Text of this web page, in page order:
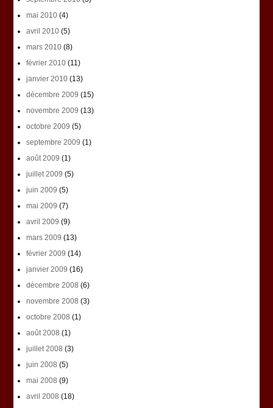
mai 2010(4)
avril 2010(5)
mars 2010(8)
février 2010(11)
janvier 2010(13)
décembre 2009 (15)
novembre 2009 (13)
octobre 2009 (5)
septembre 2009 (1)
août 2009 (1)
juillet 2009 (5)
juin 2009 (5)
mai 2009 (7)
avril 2009 (9)
mars 2009 (13)
février 2009 (14)
janvier 2009 (16)
décembre 2008 (6)
novembre 2008 (3)
octobre 2008 (1)
août 2008 (1)
juillet 2008 (3)
juin 2008 (5)
mai 2008 (9)
avril 2008 (18)